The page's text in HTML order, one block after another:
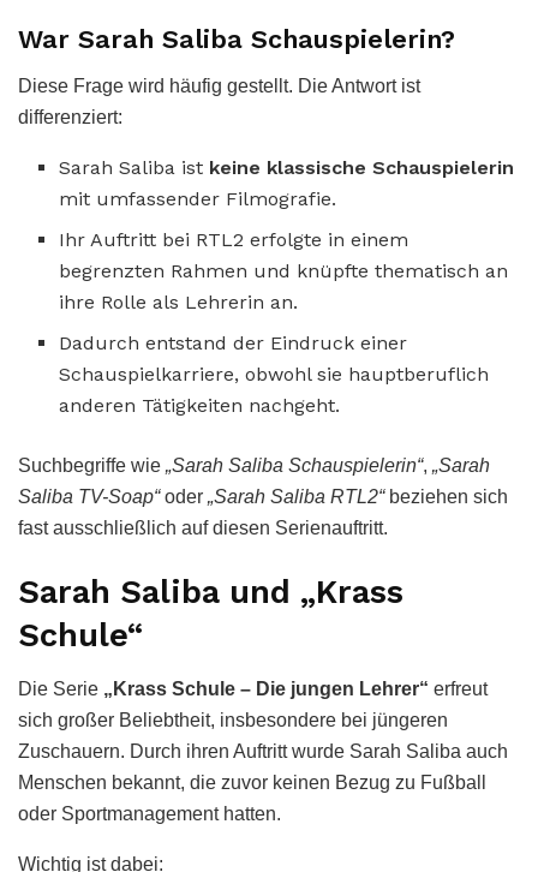
War Sarah Saliba Schauspielerin?
Diese Frage wird häufig gestellt. Die Antwort ist
differenziert:
Sarah Saliba ist keine klassische Schauspielerin
mit umfassender Filmografie.
Ihr Auftritt bei RTL2 erfolgte in einem
begrenzten Rahmen und knüpfte thematisch an
ihre Rolle als Lehrerin an.
Dadurch entstand der Eindruck einer
Schauspielkarriere, obwohl sie hauptberuflich
anderen Tätigkeiten nachgeht.
Suchbegriffe wie „Sarah Saliba Schauspielerin“, „Sarah
Saliba TV-Soap“oder „Sarah Saliba RTL2“beziehen sich
fast ausschließlich auf diesen Serienauftritt.
Sarah Saliba und „Krass
Schule“
Die Serie „Krass Schule – Die jungen Lehrer“ erfreut
sich großer Beliebtheit, insbesondere bei jüngeren
Zuschauern. Durch ihren Auftritt wurde Sarah Saliba auch
Menschen bekannt, die zuvor keinen Bezug zu Fußball
oder Sportmanagement hatten.
Wichtig ist dabei: